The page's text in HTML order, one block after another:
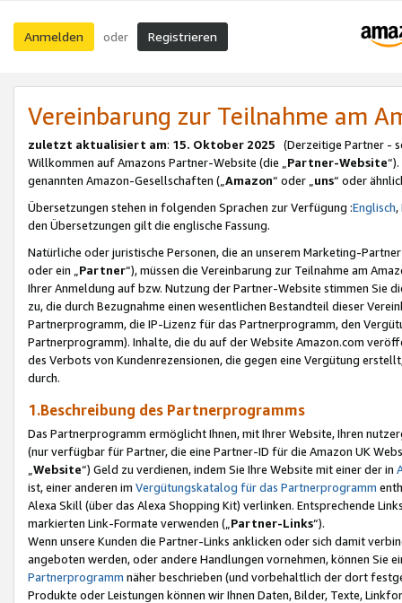
Anmelden oder Registrieren
Vereinbarung zur Teilnahme am
zuletzt aktualisiert am: 15. Oktober 2025 (Derzeitige Partner -
Willkommen auf Amazons Partner-Website (die „Partner-Website
genannten Amazon-Gesellschaften („Amazon“ oder „uns“ oder
Übersetzungen stehen in folgenden Sprachen zur Verfügung :Englisch,
den Übersetzungen gilt die englische Fassung.
Natürliche oder juristische Personen, die an unserem Marketing-
oder ein „Partner“), müssen die Vereinbarung zur Teilnahme am
Ihrer Anmeldung auf bzw. Nutzung der Partner-Website stimmen Sie
zu, die durch Bezugnahme einen wesentlichen Bestandteil dieser
Partnerprogramm, die IP-Lizenz für das Partnerprogramm, den
Partnerprogramm). Inhalte, die du auf der Website Amazon.com
des Verbots von Kundenrezensionen, die gegen eine Vergütung
durch.
1.Beschreibung des Partnerprogramms
Das Partnerprogramm ermöglicht Ihnen, mit Ihrer Website, Ihren
(nur verfügbar für Partner, die eine Partner-ID für die Amazon UK
Website“) Geld zu verdienen, indem Sie Ihre Website mit einer der in
ist, einer anderen im Vergütungskatalog für das Partnerprogramm
Alexa Skill (über das Alexa Shopping Kit) verlinken. Entsprechende
markierten Link-Formate verwenden („ Partner-Links“).
Wenn unsere Kunden die Partner-Links anklicken oder sich damit
angeboten werden, oder andere Handlungen vornehmen, können Sie
Partnerprogramm näher beschrieben (und vorbehaltlich der dort
Produkte oder Leistungen können wir Ihnen Daten, Bilder, Texte,